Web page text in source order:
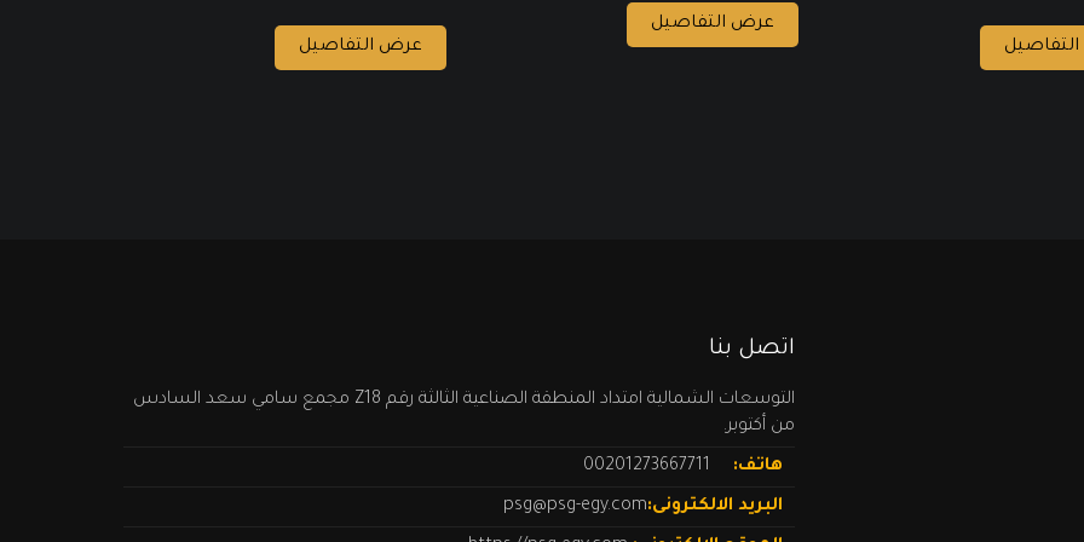
عرض التفاصيل
عرض التفاصيل
اتصل بنا
التوسعات الشمالية امتداد المنطقة الصناعية الثالثة رقم Z18 مجمع سامي سعد السادس
من أكتوبر.
هاتف: 00201273667711
البريد الالكترونى:psg@psg-egy.com